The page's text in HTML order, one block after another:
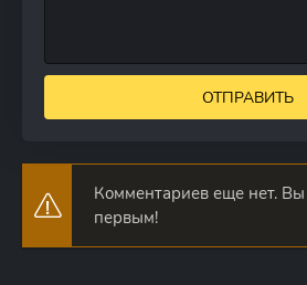
ОТПРАВИТЬ
Комментариев еще нет. Вы
первым!